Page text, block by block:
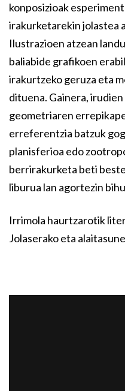
konposizioak
irakurketarekin jolastea
Ilustrazioen atzean
baliabide grafikoen
irakurtzeko geruza eta
dituena. Gainera,
geometriaren
erreferentzia batzuk
planisferioa edo
berrirakurketa beti
liburua lan agortezin
Irrimola haurtzarotik
Jolaserako eta